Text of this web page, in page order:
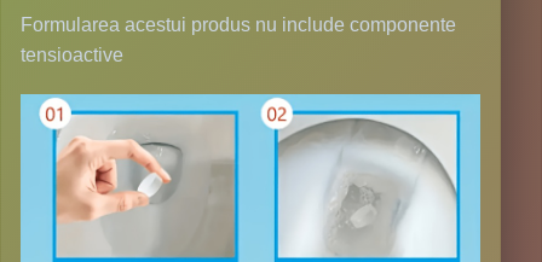
Formularea acestui produs nu include componente
tensioactive